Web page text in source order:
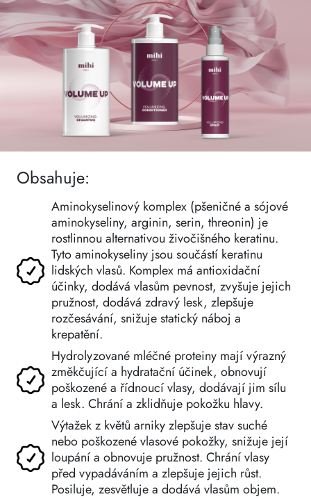
Obsahuje:
Aminokyselinový komplex (pšeničné a sójové
aminokyseliny, arginin, serin, threonin) je
rostlinnou alternativou živočišného keratinu.
Tyto aminokyseliny jsou součástí keratinu
lidských vlasů. Komplex má antioxidační
účinky, dodává vlasům pevnost, zvyšuje jejich
pružnost, dodává zdravý lesk, zlepšuje
rozčesávání, snižuje statický náboj a
krepatění.
Hydrolyzované mléčné proteiny mají výrazný
změkčující a hydratační účinek, obnovují
poškozené a řídnoucí vlasy, dodávají jim sílu
a lesk. Chrání a zklidňuje pokožku hlavy.
Výtažek z květů arniky zlepšuje stav suché
nebo poškozené vlasové pokožky, snižuje její
loupání a obnovuje pružnost. Chrání vlasy
před vypadáváním a zlepšuje jejich růst.
Posiluje, zesvětluje a dodává vlasům objem.